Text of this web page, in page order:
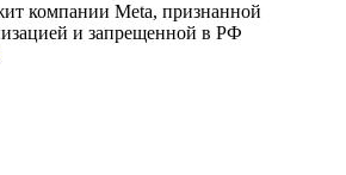
компании Meta, признанной
и запрещенной в РФ